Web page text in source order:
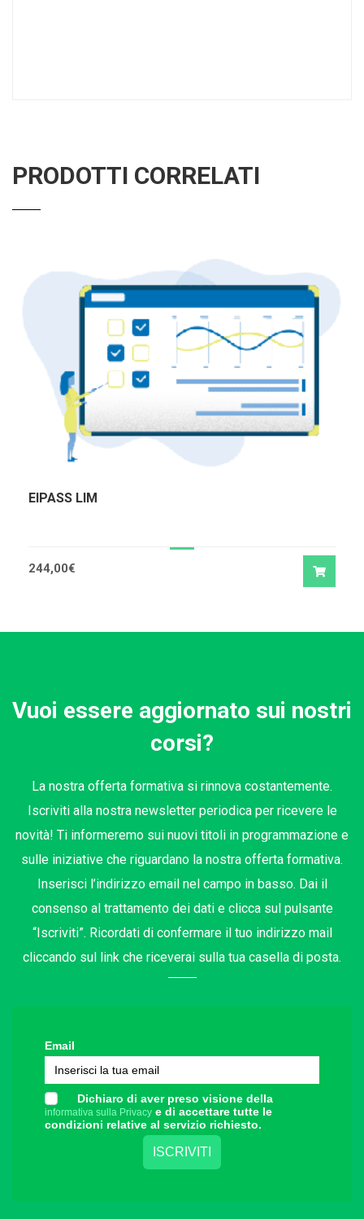
PRODOTTI CORRELATI
EIPASS LIM
244,00€
Vuoi essere aggiornato sui nostri
corsi?
La nostra offerta formativa si rinnova costantemente.
Iscriviti alla nostra newsletter periodica per ricevere le
novità! Ti informeremo sui nuovi titoli in programmazione e
sulle iniziative che riguardano la nostra offerta formativa.
Inserisci l’indirizzo email nel campo in basso. Dai il
consenso al trattamento dei dati e clicca sul pulsante
“Iscriviti”. Ricordati di confermare il tuo indirizzo mail
cliccando sul link che riceverai sulla tua casella di posta.
Email
Dichiaro di aver preso visione della
informativa sulla Privacy e di accettare tutte le
condizioni relative al servizio richiesto.